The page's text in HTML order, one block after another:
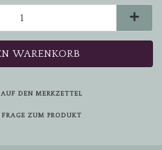
AUF DEN MERKZETTEL
FRAGE ZUM PRODUKT